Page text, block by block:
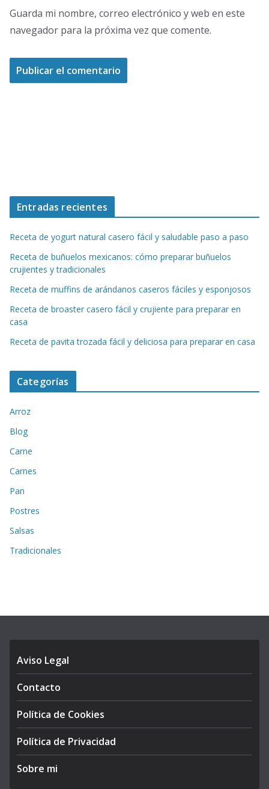
Guarda mi nombre, correo electrónico y web en este
navegador para la próxima vez que comente.
Entradas recientes
Receta de yogurt natural casero fácil y saludable paso a paso
Receta de buñuelos mexicanos: cómo preparar buñuelos
crujientes y tradicionales
Receta de muffins de arándanos caseros fáciles y esponjosos
Receta de broaster casero fácil y crujiente para preparar en
casa
Receta de pavita trozada fácil y deliciosa para preparar en casa
Categorías
Arroz
Blog
Carne
Carnes
Pan
Postres
Salsas
Tradicionales
Aviso Legal
Contacto
Política de Cookies
Política de Privacidad
Sobre mi